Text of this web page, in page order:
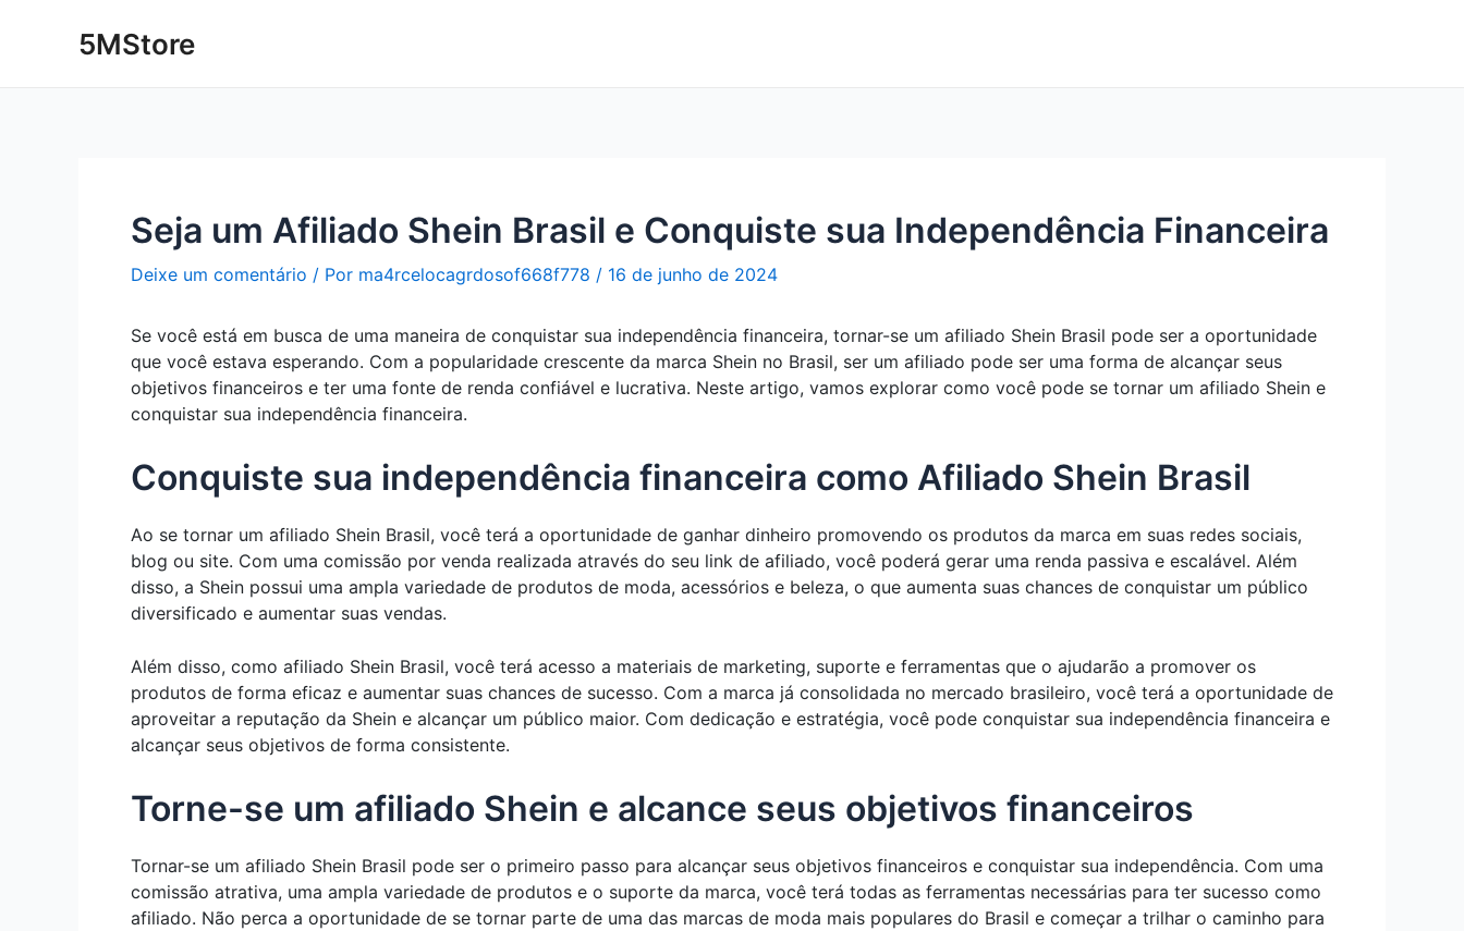
5MStore
Seja um Afiliado Shein Brasil e Conquiste sua Independência Financeira
Deixe um comentário / Por ma4rcelocagrdosof668f778 / 16 de junho de 2024
Se você está em busca de uma maneira de conquistar sua independência financeira, tornar-se um afiliado Shein Brasil pode ser a oportunidade
que você estava esperando. Com a popularidade crescente da marca Shein no Brasil, ser um afiliado pode ser uma forma de alcançar seus
objetivos financeiros e ter uma fonte de renda confiável e lucrativa. Neste artigo, vamos explorar como você pode se tornar um afiliado Shein e
conquistar sua independência financeira.
Conquiste sua independência financeira como Afiliado Shein Brasil
Ao se tornar um afiliado Shein Brasil, você terá a oportunidade de ganhar dinheiro promovendo os produtos da marca em suas redes sociais,
blog ou site. Com uma comissão por venda realizada através do seu link de afiliado, você poderá gerar uma renda passiva e escalável. Além
disso, a Shein possui uma ampla variedade de produtos de moda, acessórios e beleza, o que aumenta suas chances de conquistar um público
diversificado e aumentar suas vendas.
Além disso, como afiliado Shein Brasil, você terá acesso a materiais de marketing, suporte e ferramentas que o ajudarão a promover os
produtos de forma eficaz e aumentar suas chances de sucesso. Com a marca já consolidada no mercado brasileiro, você terá a oportunidade de
aproveitar a reputação da Shein e alcançar um público maior. Com dedicação e estratégia, você pode conquistar sua independência financeira e
alcançar seus objetivos de forma consistente.
Torne-se um afiliado Shein e alcance seus objetivos financeiros
Tornar-se um afiliado Shein Brasil pode ser o primeiro passo para alcançar seus objetivos financeiros e conquistar sua independência. Com uma
comissão atrativa, uma ampla variedade de produtos e o suporte da marca, você terá todas as ferramentas necessárias para ter sucesso como
afiliado. Não perca a oportunidade de se tornar parte de uma das marcas de moda mais populares do Brasil e começar a trilhar o caminho para
navigation